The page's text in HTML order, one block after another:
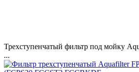
Трехступенчатый фильтр под мойку
...